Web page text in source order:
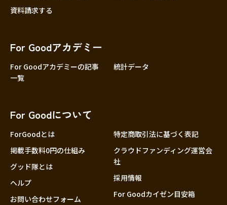
資料請求する
For Goodアカデミー
For Goodアカデミーの記事
一覧
統計データ
For Goodについて
ForGoodとは
掲載手数料0円の仕組み
グッド隊とは
ヘルプ
お問い合わせフォーム
特定商取引法に基づく表記
クラウドファンディング運営会
社
採用情報
For Goodカイゼン目安箱